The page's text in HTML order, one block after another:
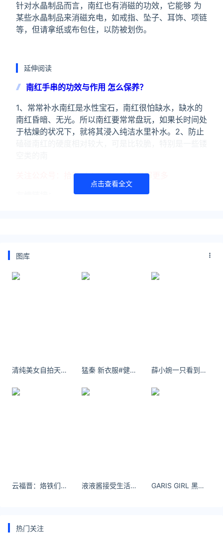
针对水晶制品而言，南红也有消磁的功效，它能够 为
某些水晶制品来消磁充电，如戒指、坠子、耳饰、项链
等，但请拿纸或布包住，以防被划伤。
延伸阅读
南红手串的功效与作用 怎么保养？
1、常常补水南红是水性宝石，南红很怕缺水，缺水的
南红昏暗、无光。所以南红要常常盘玩，如果长时间处
于枯燥的状况下，就将其浸入纯洁水里补水。2、防止
关注公众号：拾黑（shiheibook）了解更多
https://law.ijiandao.com/
*文章为作者独立观点，不代表 黄金网 立场
点击查看全文
图库
清纯美女自拍天青色等烟雨，而我在等你！ 猛秦 新衣服#健身# ​​​ 薛小婉一只看到了美妙的日落很开心的熊嘿嘿 ​​​
云福晋：烙铁们 上班了！ 液液酱接受生活的不完美，你就不累了。 GARIS GIRL 黑色大衣中长款重工阔版垫肩及地毛呢外套女2024秋冬季新款爆款-淘宝网
热门关注